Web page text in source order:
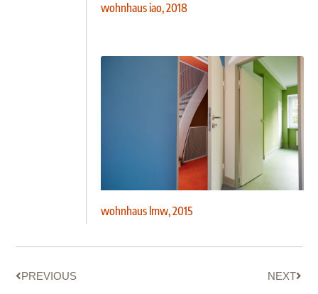
wohnhaus iao, 2018
wohnhaus lmw, 2015
PREVIOUS NEXT